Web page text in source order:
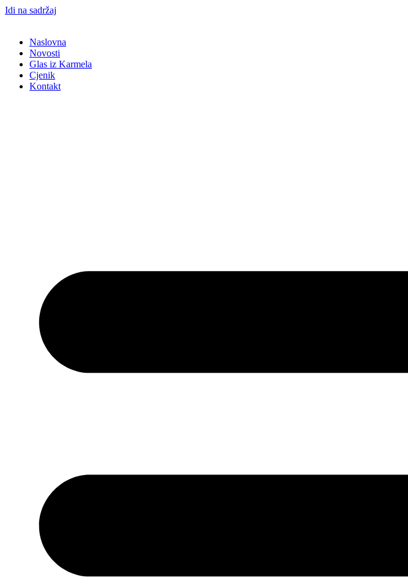
Idi na sadržaj
Naslovna
Novosti
Glas iz Karmela
Cjenik
Kontakt